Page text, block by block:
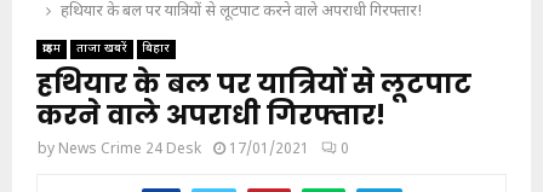
हथियार के बल पर यात्रियों से लूटपाट करने वाले अपराधी गिरफ्तार!
क्राइम ताजा खबरें बिहार
हथियार के बल पर यात्रियों से लूटपाट
करने वाले अपराधी गिरफ्तार!
by News Crime 24 Desk 17/01/2021 0